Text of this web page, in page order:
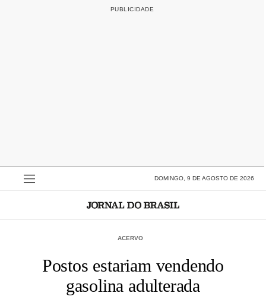
DOMINGO, 9 DE AGOSTO DE 2026
ACERVO
Postos estariam vendendo
gasolina adulterada